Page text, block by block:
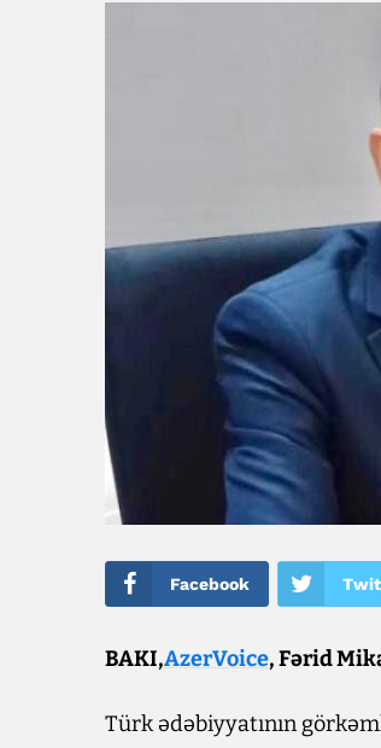
Facebook
BAKI,AzerVoice, Fərid
Türk ədəbiyyatının